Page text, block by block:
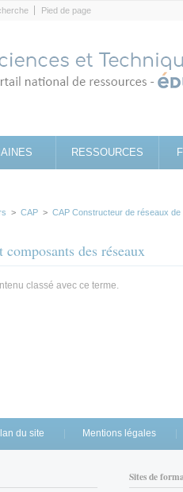
Pied de page
RESSOURCES
> CAP > CAP Constructeur de réseaux
des réseaux
classé avec ce terme.
du site Mentions légales
Sites de